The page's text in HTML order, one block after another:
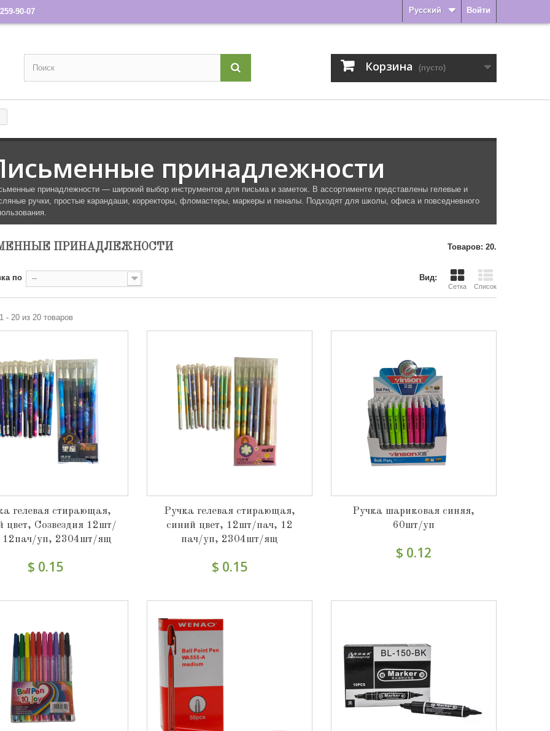
Войти
Русский
90-07
Корзина (пусто)
принадлежности
принадлежности — широкий выбор инструментов для письма и заметок. В ассортименте представлены гелевые и
ручки, простые карандаши, корректоры, фломастеры, маркеры и пеналы. Подходят для школы, офиса и повседневного
ПРИНАДЛЕЖНОСТИ Товаров: 20.
Вид:
Сетка Список
по --
- 20 из 20 товаров
гелевая стирающая,
цвет, Созвездия 12шт/
12пач/уп, 2304шт/ящ
$ 0.15
Ручка гелевая стирающая,
синий цвет, 12шт/пач, 12
пач/уп, 2304шт/ящ
$ 0.15
Ручка шариковая синяя,
60шт/уп
$ 0.12